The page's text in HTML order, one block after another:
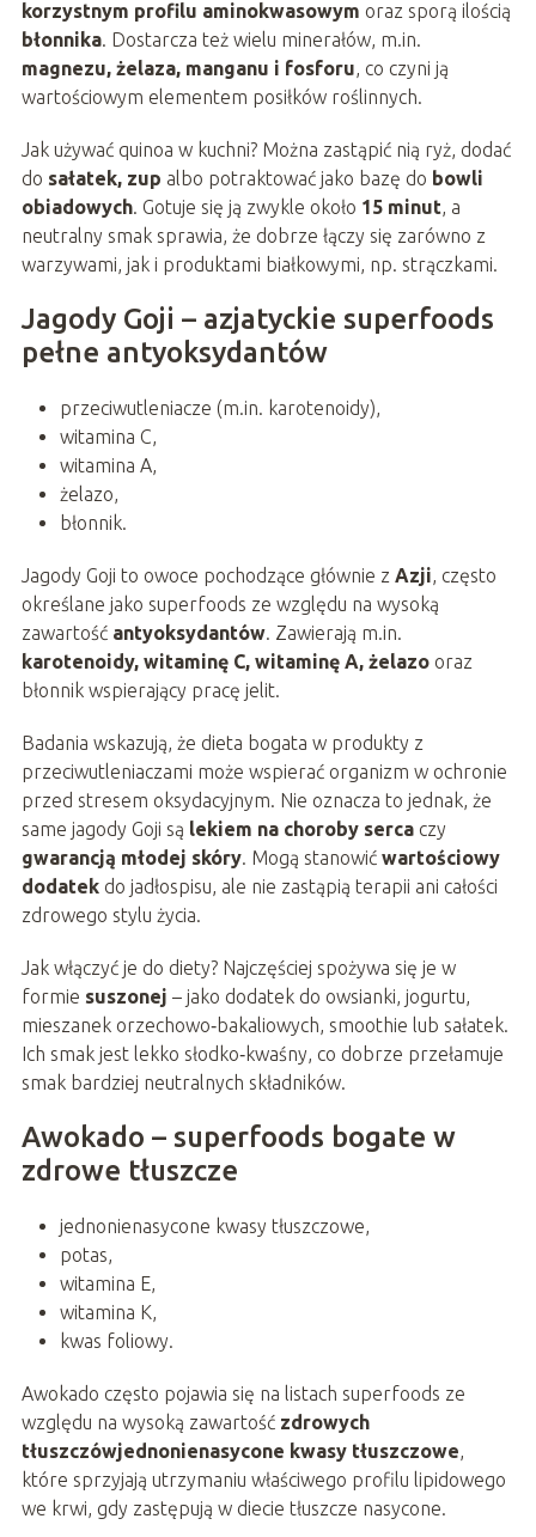
korzystnym profilu aminokwasowym oraz sporą ilością
błonnika. Dostarcza też wielu minerałów, m.in.
magnezu, żelaza, manganu i fosforu, co czyni ją
wartościowym elementem posiłków roślinnych.
Jak używać quinoa w kuchni? Można zastąpić nią ryż, dodać
do sałatek, zup albo potraktować jako bazę do bowli
obiadowych. Gotuje się ją zwykle około 15 minut, a
neutralny smak sprawia, że dobrze łączy się zarówno z
warzywami, jak i produktami białkowymi, np. strączkami.
Jagody Goji – azjatyckie superfoods
pełne antyoksydantów
przeciwutleniacze (m.in. karotenoidy),
witamina C,
witamina A,
żelazo,
błonnik.
Jagody Goji to owoce pochodzące głównie z Azji, często
określane jako superfoods ze względu na wysoką
zawartość antyoksydantów. Zawierają m.in.
karotenoidy, witaminę C, witaminę A, żelazooraz
błonnik wspierający pracę jelit.
Badania wskazują, że dieta bogata w produkty z
przeciwutleniaczami może wspierać organizm w ochronie
przed stresem oksydacyjnym. Nie oznacza to jednak, że
same jagody Goji są lekiem na choroby sercaczy
gwarancją młodej skóry. Mogą stanowić wartościowy
dodatekdo jadłospisu, ale nie zastąpią terapii ani całości
zdrowego stylu życia.
Jak włączyć je do diety? Najczęściej spożywa się je w
formie suszonej – jako dodatek do owsianki, jogurtu,
mieszanek orzechowo‑bakaliowych, smoothie lub sałatek.
Ich smak jest lekko słodko‑kwaśny, co dobrze przełamuje
smak bardziej neutralnych składników.
Awokado – superfoods bogate w
zdrowe tłuszcze
jednonienasycone kwasy tłuszczowe,
potas,
witamina E,
witamina K,
kwas foliowy.
Awokado często pojawia się na listach superfoods ze
względu na wysoką zawartość zdrowych
tłuszczówjednonienasycone kwasy tłuszczowe,
które sprzyjają utrzymaniu właściwego profilu lipidowego
we krwi, gdy zastępują w diecie tłuszcze nasycone.